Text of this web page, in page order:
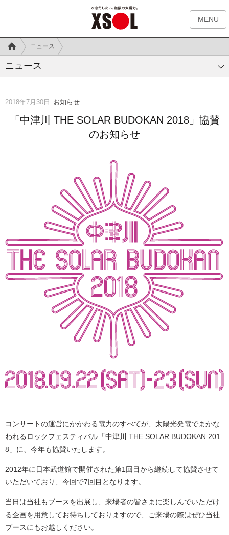
MENU
ニュース 「中津川 THE SOLAR BUDOKAN 2018」協賛のお知らせ
ニュース
2018年7月30日 お知らせ
「中津川 THE SOLAR BUDOKAN 2018」協賛
のお知らせ
コンサートの運営にかかわる電力のすべてが、太陽光発電でまかな
われるロックフェスティバル「中津川 THE SOLAR BUDOKAN 201
8 」に、今年も協賛いたします。
2012年に日本武道館で開催された第1回目から継続して協賛させて
いただいており、今回で7回目となります。
当日は当社もブースを出展し、来場者の皆さまに楽しんでいただけ
る企画を用意してお待ちしておりますので、ご来場の際はぜひ当社
ブースにもお越しください。